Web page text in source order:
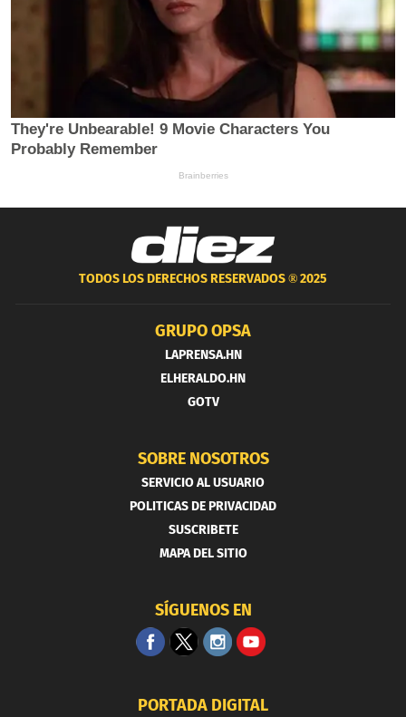
TODOS LOS DERECHOS RESERVADOS ®2025
GRUPO OPSA
LAPRENSA.HN
ELHERALDO.HN
GOTV
SOBRE NOSOTROS
SERVICIO AL USUARIO
POLITICAS DE PRIVACIDAD
SUSCRIBETE
MAPA DEL SITIO
SÍGUENOS EN
PORTADA DIGITAL